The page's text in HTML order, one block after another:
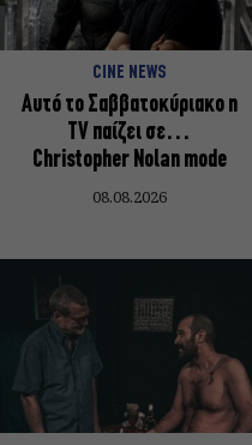
CINE NEWS
Αυτό το Σαββατοκύριακο η
TV παίζει σε…
Christopher Nolan mode
08.08.2026